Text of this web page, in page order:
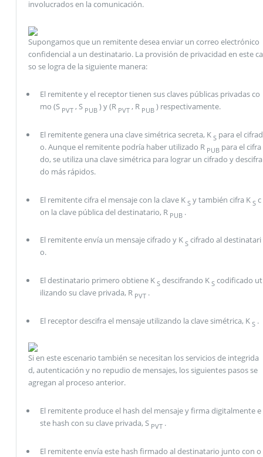
involucrados en la comunicación.
Supongamos que un remitente desea enviar un correo electrónico
confidencial a un destinatario. La provisión de privacidad en este ca
so se logra de la siguiente manera:
El remitente y el receptor tienen sus claves públicas privadas co
mo (S PVT, S PUB ) y (R PVT, R PUB ) respectivamente.
El remitente genera una clave simétrica secreta, K S para el cifrad
o. Aunque el remitente podría haber utilizado R PUB para el cifra
do, se utiliza una clave simétrica para lograr un cifrado y descifra
do más rápidos.
El remitente cifra el mensaje con la clave K S y también cifra K S c
on la clave pública del destinatario, R PUB .
El remitente envía un mensaje cifrado y K S cifrado al destinatari
o.
El destinatario primero obtiene K S descifrando K S codificado ut
ilizando su clave privada, R PVT.
El receptor descifra el mensaje utilizando la clave simétrica, K S .
Si en este escenario también se necesitan los servicios de integrida
d, autenticación y no repudio de mensajes, los siguientes pasos se
agregan al proceso anterior.
El remitente produce el hash del mensaje y firma digitalmente e
ste hash con su clave privada, S PVT.
El remitente envía este hash firmado al destinatario junto con o